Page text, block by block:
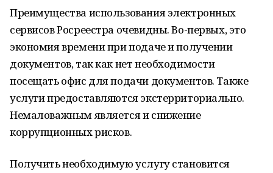
Преимущества использования электронных
сервисов Росреестра очевидны. Во-первых, это
экономия времени при подаче и получении
документов, так как нет необходимости
посещать офис для подачи документов. Также
услуги предоставляются экстерриториально.
Немаловажным является и снижение
коррупционных рисков.
Получить необходимую услугу становится